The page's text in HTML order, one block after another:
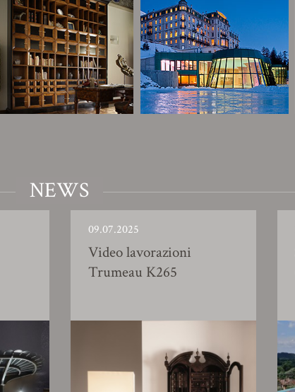
NEWS
09.07.2025
Video lavorazioni
Trumeau K265